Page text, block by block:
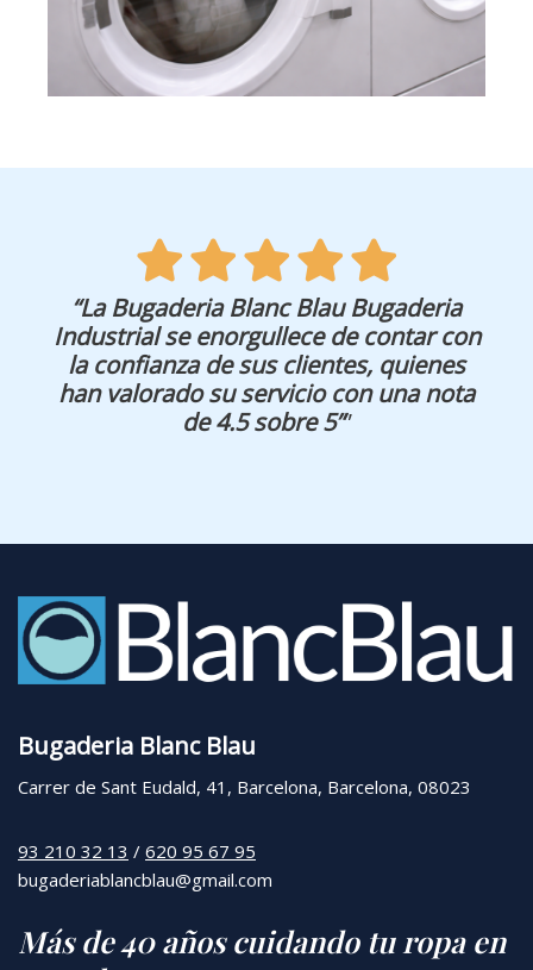
“La Bugaderia Blanc Blau Bugaderia
Industrial se enorgullece de contar con
la confianza de sus clientes, quienes
han valorado su servicio con una nota
de 4.5 sobre 5””
Bugaderia Blanc Blau
Carrer de Sant Eudald, 41, Barcelona, Barcelona, 08023
93 210 32 13 / 620 95 67 95
bugaderiablancblau@gmail.com
Más de 40 años cuidando tu ropa en